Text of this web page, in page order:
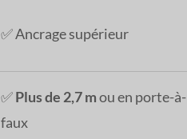
✅ Ancrage supérieur
✅Plus de 2,7 mou en porte-à-
faux